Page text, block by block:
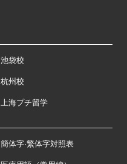
池袋校
杭州校
上海プチ留学
簡体字·繁体字対照表